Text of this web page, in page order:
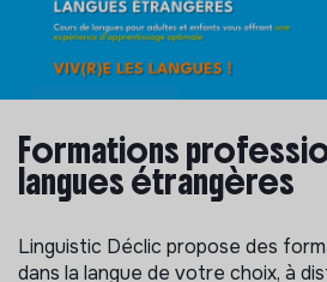
Formations
langues étrangères
Linguistic Déclic propose des
dans la langue de votre choix, à